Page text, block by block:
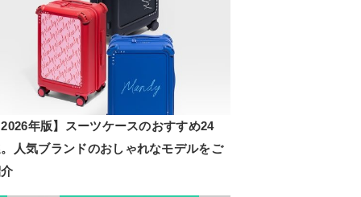
年版】スーツケースのおすすめ24
人気ブランドのおしゃれなモデルをご